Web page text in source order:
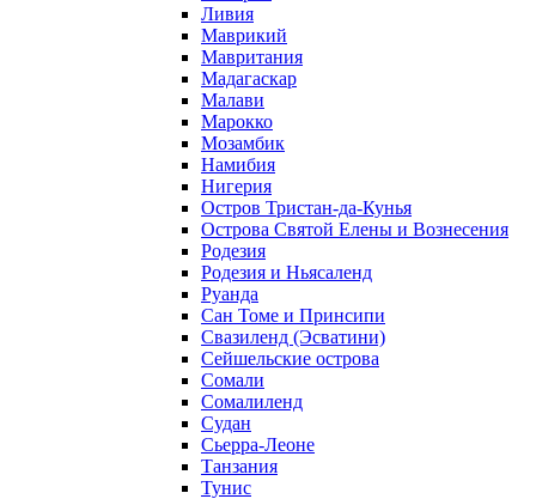
Ливия
Маврикий
Мавритания
Мадагаскар
Малави
Марокко
Мозамбик
Намибия
Нигерия
Остров Тристан-да-Кунья
Острова Святой Елены и Вознесения
Родезия
Родезия и Ньясаленд
Руанда
Сан Томе и Принсипи
Свазиленд (Эсватини)
Сейшельские острова
Сомали
Сомалиленд
Судан
Сьерра-Леоне
Танзания
Тунис